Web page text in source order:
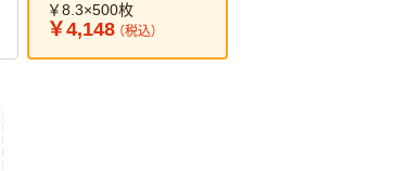
￥8.3×500枚
￥4,148 （税込）